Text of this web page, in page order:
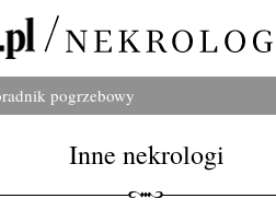
pogrzebowy
Inne nekrologi